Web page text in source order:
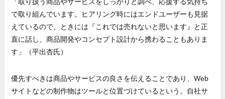
「取り扱う商品やサービスをしっかりと調べ、応援する気持ち
で取り組んでいます。ヒアリング時にはエンドユーザーも見据
えているので、ときには『これでは売れないと思います』と正
直に話し、商品開発やコンセプト設計から携わることもありま
す」（平出杏氏）
優先すべきは商品やサービスの良さを伝えることであり、Web
サイトなどの制作物はツールと位置づけているという。自社サ